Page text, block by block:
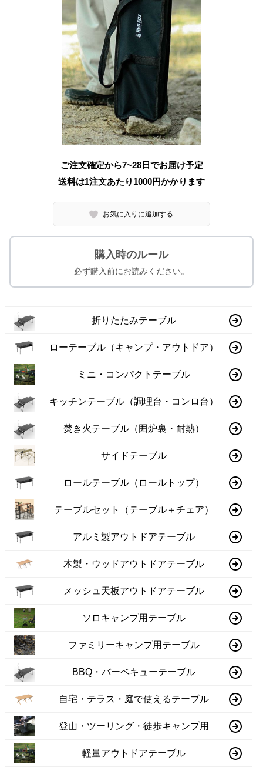
ご注文確定から7~28日でお届け予定
送料は1注文あたり 1000円かかります
お気に入りに追加する
購入時のルール
必ず購入前にお読みください。
折りたたみテーブル
ローテーブル（キャンプ・アウトドア）
ミニ・コンパクトテーブル
キッチンテーブル（調理台・コンロ台）
焚き火テーブル（囲炉裏・耐熱）
サイドテーブル
ロールテーブル（ロールトップ）
テーブルセット（テーブル＋チェア）
アルミ製アウトドアテーブル
木製・ウッドアウトドアテーブル
メッシュ天板アウトドアテーブル
ソロキャンプ用テーブル
ファミリーキャンプ用テーブル
BBQ・バーベキューテーブル
自宅・テラス・庭で使えるテーブル
登山・ツーリング・徒歩キャンプ用
軽量アウトドアテーブル